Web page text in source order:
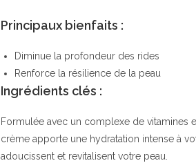
Principaux bienfaits :
Diminue la profondeur des rides
Renforce la résilience de la peau
Ingrédients clés :
Formulée avec un complexe de vitamines
crème apporte une hydratation intense à
adoucissent et revitalisent votre peau.